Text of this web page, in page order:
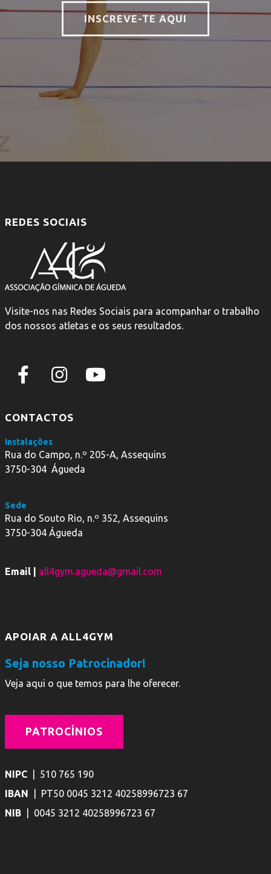
INSCREVE-TE AQUI
REDES SOCIAIS
Visite-nos nas Redes Sociais para acompanhar o trabalho
dos nossos atletas e os seus resultados.
CONTACTOS
Instalações
Rua do Campo, n.º 205-A, Assequins
3750-304 Águeda
Sede
Rua do Souto Rio, n.º 352, Assequins
3750-304 Águeda
Email | all4gym.agueda@gmail.com
APOIAR A ALL4GYM
Seja nosso Patrocinador!
Veja aqui o que temos para lhe oferecer.
PATROCÍNIOS
NIPC | 510 765 190
IBAN | PT50 0045 3212 40258996723 67
NIB
| 0045 3212 40258996723 67